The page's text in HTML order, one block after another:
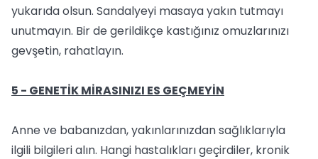
yukarıda olsun. Sandalyeyi masaya yakın tutmayı
unutmayın. Bir de gerildikçe kastığınız omuzlarınızı
gevşetin, rahatlayın.
5 - GENETİK MİRASINIZI ES GEÇMEYİN
Anne ve babanızdan, yakınlarınızdan sağlıklarıyla
ilgili bilgileri alın. Hangi hastalıkları geçirdiler, kronik